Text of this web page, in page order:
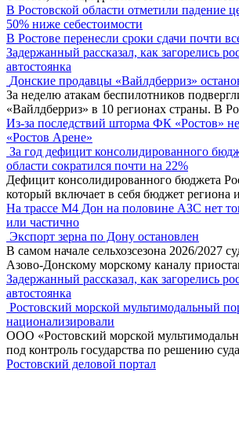
В Ростовской области отметили падение
50% ниже себестоимости
В Ростове перенесли сроки сдачи почти
Задержанный рассказал, как загорелись
автостоянка
Донские продавцы «Вайлдберриз»
За неделю атакам беспилотников
«Вайлдберриз» в 10 регионах страны. В
Из-за последствий шторма ФК «Ростов»
«Ростов Арене»
За год дефицит консолидированного
области сократился почти на 22%
Дефицит консолидированного бюджета
который включает в себя бюджет региона
На трассе М4 Дон на половине АЗС нет
или частично
Экспорт зерна по Дону остановлен
В самом начале сельхозсезона 2026/2027
Азово-Донскому морскому каналу
Задержанный рассказал, как загорелись
автостоянка
Ростовский морской мультимодальный
национализировали
ООО «Ростовский морской
под контроль государства по решению
Ростовский деловой портал